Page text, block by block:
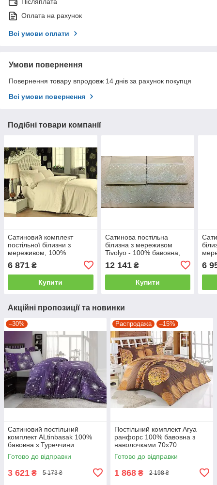
Післяплата
Оплата на рахунок
Всі умови оплати
Умови повернення
Повернення товару впродовж 14 днів за рахунок покупця
Всі умови повернення
Подібні товари компанії
Сатиновий комплект
постільної білизни з
мереживом, 100%
двоспальний - євро,
бежевий
6 871 ₴
Купити
Сатинова постільна
білизна з мереживом
Tivolyo - 100% бавовна,
Туреччина двоспальний -
євро, Бежевый
12 141₴
Купити
6
Акційні пропозиції та новинки
–30%
Сатиновий постільний
комплект ALtinbasak 100%
бавовна з Туреччини
двоспальний - євро
Готово до відправки
3 621 ₴ 5 173 ₴
Распродажа –15%
Постільний комплект Arya
ранфорс 100% бавовна з
наволочками 70x70
полуторний
Готово до відправки
1 868 ₴ 2 198 ₴